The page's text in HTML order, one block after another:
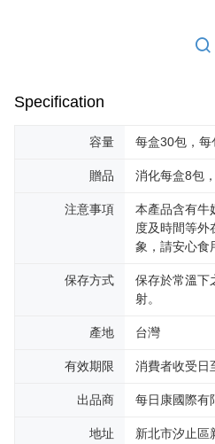
Specification
容量 每盒30包，每
贈品 消化每盒8包
注意事項
本產品含有牛
度及時間等外
象，請安心食
保存方式
保存於常溫下
射。
產地 台灣
有效期限 消費者收受日
出品商 每日康國際有
地址 新北市汐止區